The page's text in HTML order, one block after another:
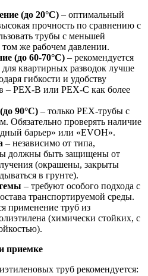
(до 20°C) – оптимальный
прочность по сравнению с
трубы с меньшей
же рабочем давлении.
(до 60-70°C) – рекомендуется
квартирных разводок лучше
гибкости и удобству
– PEX-B или PEX-C как более
90°C) – только PEX-трубы с
Обязательно проверять наличие
барьер» или «EVOH».
– независимо от типа,
должны быть защищены от
(окрашены, закрыты
в грунте).
– требуют особого подхода с
транспортируемой среды.
применение труб из
(химически стойких, с
приемке
труб рекомендуется: